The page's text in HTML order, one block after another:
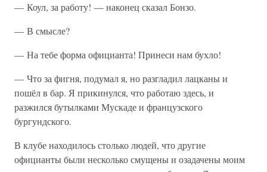
— Коул, за работу! — наконец сказал Бонзо.
— В смысле?
— На тебе форма официанта! Принеси нам бухло!
— Что за фигня, подумал я, но разгладил лацканы и
пошёл в бар. Я прикинулся, что работаю здесь, и
разжился бутылками Мускаде и французского
бургундского.
В клубе находилось столько людей, что другие
официанты были несколько смущены и озадачены моим